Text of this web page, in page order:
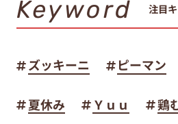
Keyword 注目
ズッキーニ ピーマン
夏休み Ｙｕｕ 鶏